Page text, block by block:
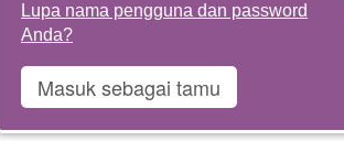
Lupa nama pengguna dan password
Anda?